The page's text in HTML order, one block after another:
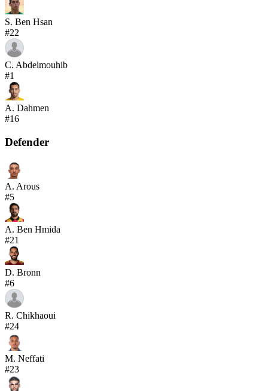
S. Ben Hsan
#22
C. Abdelmouhib
#1
A. Dahmen
#16
Defender
A. Arous
#5
A. Ben Hmida
#21
D. Bronn
#6
R. Chikhaoui
#24
M. Neffati
#23